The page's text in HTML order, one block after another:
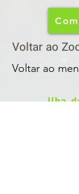
Voltar ao
Voltar ao
Ilha